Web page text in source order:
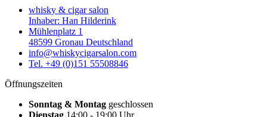
whisky & cigar salon
Inhaber: Han Hilderink
Mühlenplatz 1
48599 Gronau Deutschland
info@whiskycigarsalon.com
Tel. +49 (0)151 55508846
Öffnungszeiten
Sonntag & Montag geschlossen
Dienstag 14:00 - 19:00 Uhr